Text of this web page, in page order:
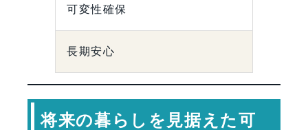
可変性確保
長期安心
将来の暮らしを見据えた可